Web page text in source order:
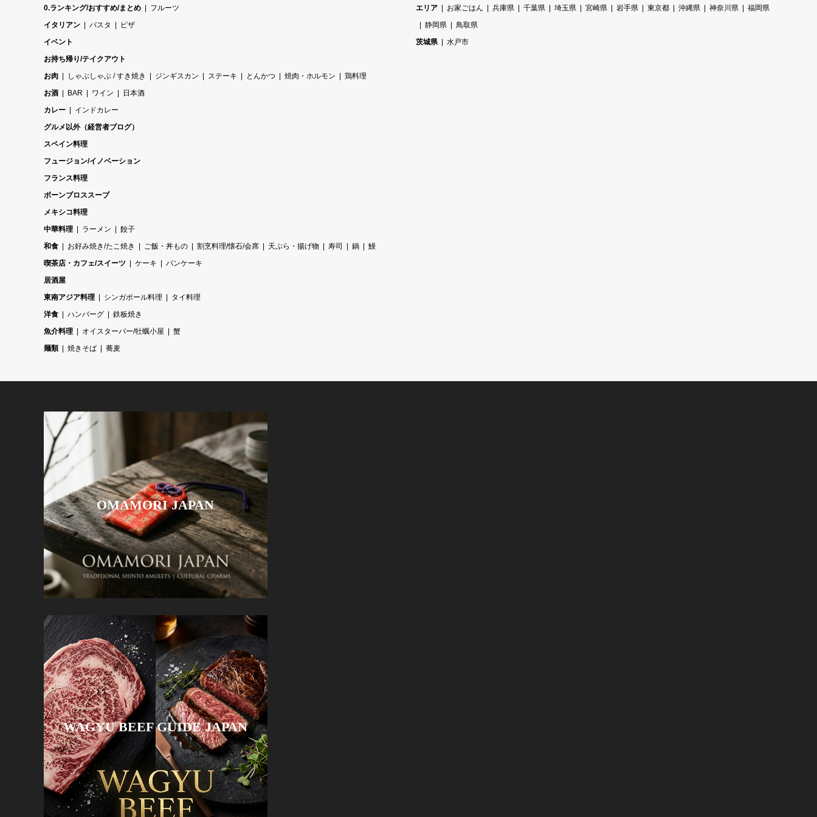
0.ランキング/おすすめ/まとめ
フルーツ
イタリアン
パスタ
ピザ
イベント
お持ち帰り/テイクアウト
お肉
しゃぶしゃぶ / すき焼き ジンギスカン ステーキ とんかつ 焼肉・ホルモン
鶏料理
お酒
BAR ワイン
日本酒
カレー
インドカレー
グルメ以外（経営者ブログ）
スペイン料理
フュージョン/イノベーション
フランス料理
ボーンブロススープ
メキシコ料理
中華料理
ラーメン
餃子
和食
お好み焼き/たこ焼き ご飯・丼もの 割烹料理/懐石/会席 天ぷら・揚げ物 寿司 鍋
鰻
喫茶店・カフェ/スイーツ
ケーキ
パンケーキ
居酒屋
東南アジア料理
シンガポール料理
タイ料理
洋食
ハンバーグ
鉄板焼き
魚介料理
オイスターバー/牡蠣小屋
蟹
麺類
焼きそば 蕎麦
エリア お家ごはん 兵庫県 千葉県 埼玉県 宮崎県 岩手県 東京都 沖縄県 神奈川県
福岡県
静岡県
鳥取県
茨城県
水戸市
OMAMORI JAPAN
WAGYU BEEF GUIDE JAPAN